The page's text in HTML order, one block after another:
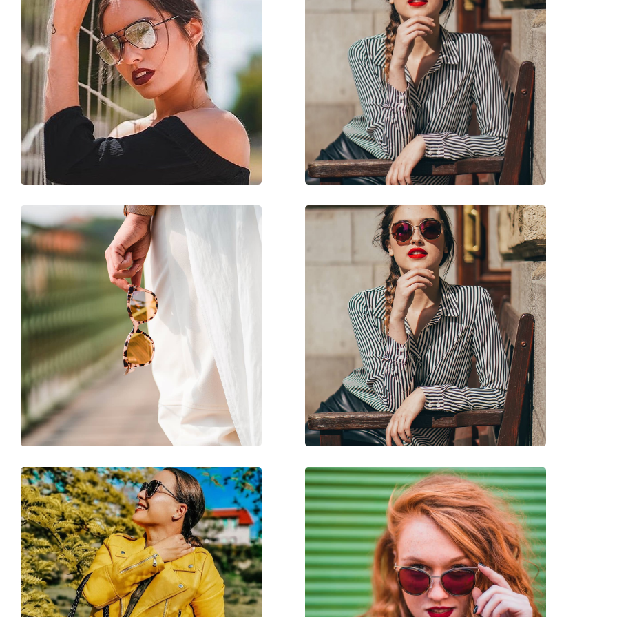
Σκελετός:
Διαστάσεις:
M
Μήκος σκελετού:
135 mm
Μήκος βραχίονα:
135 mm
Γέφυρα:
13 mm
Βάρος:
130 γρ
Ρυθμιζόμενα μαξιλάρια μύτης:
Ναι
Αξεσουάρ
Παρέχονται με θήκη:
Ναι
Πανί καθαρισμού:
Ναι
Άλλα
Τύπος:
Γυναικεία
Κατηγορία:
Μάρκα:
Χρήση:
Κωδικός Προϊόντος / Μοντέλο:
Διαθέσιμο με συνταγή:
Όχι